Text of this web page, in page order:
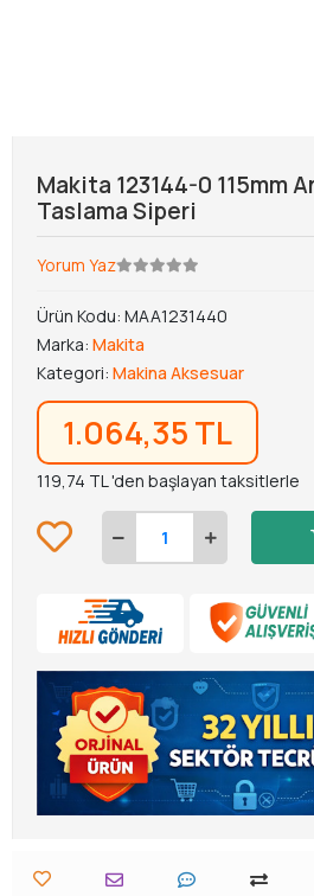
Makita 123144-0 115mm
Taslama Siperi
Yorum Yaz
Ürün Kodu: MAA1231440
Marka: Makita
Kategori: Makina Aksesuar
1.064,35 TL
119,74 TL 'den başlayan taksitlerle